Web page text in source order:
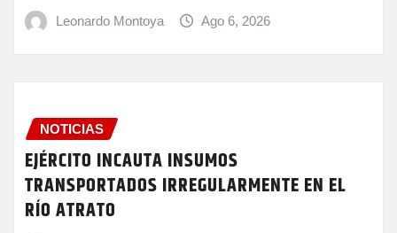
Leonardo Montoya Ago 6, 2026
NOTICIAS
EJÉRCITO INCAUTA INSUMOS
TRANSPORTADOS IRREGULARMENTE EN EL
RÍO ATRATO